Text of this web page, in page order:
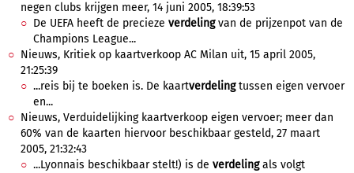
negen clubs krijgen meer, 14 juni 2005, 18:39:53
De UEFA heeft de precieze verdelingvan de prijzenpot van de
Champions League...
Nieuws, Kritiek op kaartverkoop AC Milan uit, 15 april 2005,
21:25:39
...reis bij te boeken is. De kaartverdelingtussen eigen vervoer
en...
Nieuws, Verduidelijking kaartverkoop eigen vervoer; meer dan
60% van de kaarten hiervoor beschikbaar gesteld, 27 maart
2005, 21:32:43
...Lyonnais beschikbaar stelt!) is de verdelingals volgt